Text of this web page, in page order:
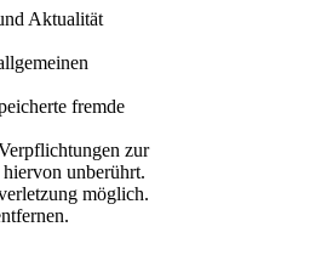
Aktualität
fremde
zur
unberührt.
möglich.